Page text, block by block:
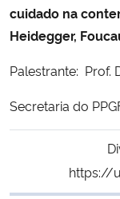
Banco Central do Brasil
Planalto
cuidado na
Heidegger,
Palestrante: Prof.
Secretaria do
https://